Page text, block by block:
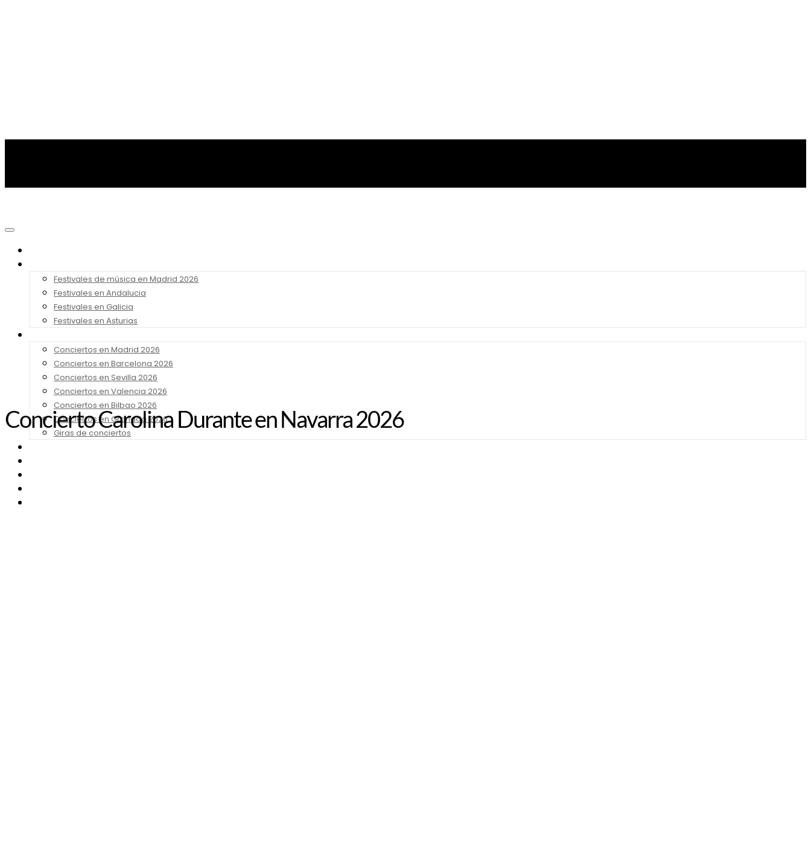
Festivales de música en Madrid 2026
Festivales en Andalucia
Festivales en Galicia
Festivales en Asturias
Conciertos en Madrid 2026
Conciertos en Barcelona 2026
Conciertos en Sevilla 2026
Conciertos en Valencia 2026
Conciertos en Bilbao 2026
Conciertos en Granada 2026
Giras de conciertos
Concierto Carolina Durante en Navarra 2026